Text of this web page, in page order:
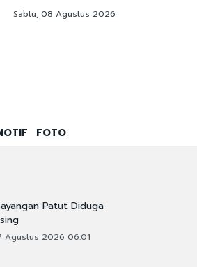
995 Senpi di Sekolah Jaksel,
Sabtu, 08 Agustus 2026
FOTO
Patut Diduga
Agustus 2026 06:01